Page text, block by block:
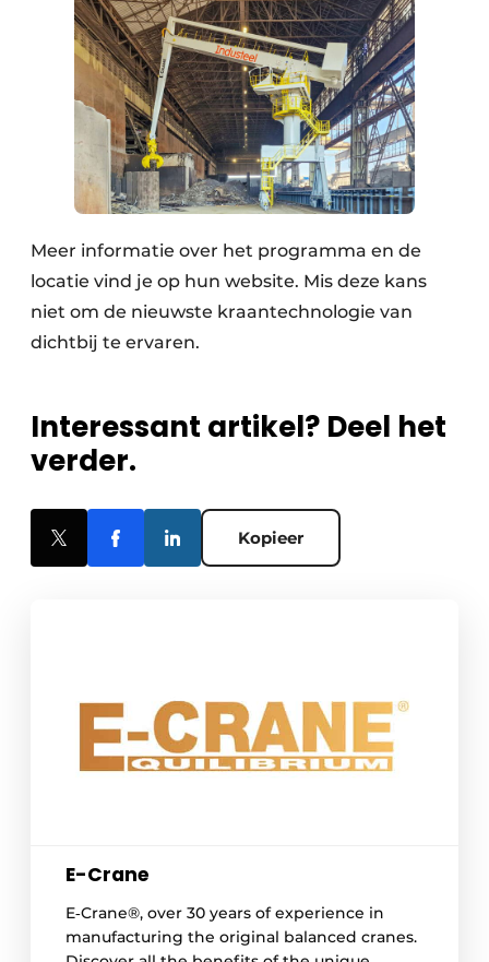
Meer informatie over het programma en de
locatie vind je op hun website. Mis deze kans
niet om de nieuwste kraantechnologie van
dichtbij te ervaren.
Interessant artikel? Deel het
verder.
Kopieer
E-Crane
E‑Crane®, over 30 years of experience in
manufacturing the original balanced cranes.